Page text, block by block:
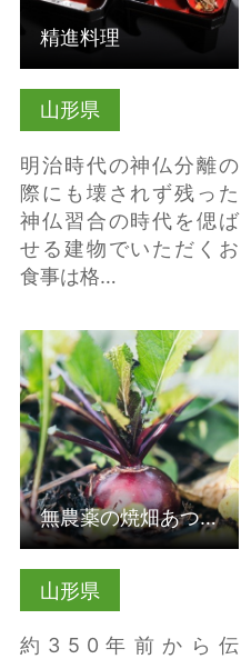
山形県
明治時代の神仏分離の
際にも壊されず残った
神仏習合の時代を偲ば
せる建物でいただくお
食事は格…
精進料理
山形県
約 3 5 0 年 前 か ら 伝
詳細はこちら
無農薬の焼畑あつみかぶで絶品漬け物作り体験（山形県鶴岡市）